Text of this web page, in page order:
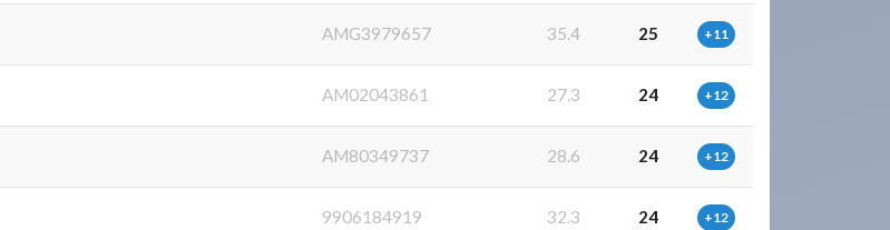
AMG3979657 35.4 25 +11
AM02043861 27.3 24 +12
AM80349737 28.6 24 +12
9906184919 32.3 24 +12